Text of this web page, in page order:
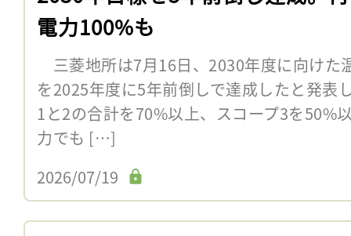
電力100%も
三菱地所は7月16日、2030年度に向けた
を2025年度に5年前倒しで達成したと発表
1と2の合計を70%以上、スコープ3を
力でも […]
2026/07/19